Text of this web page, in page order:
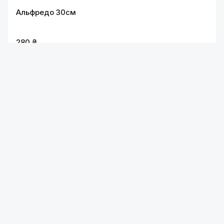
Альфредо 30см
280 ₴